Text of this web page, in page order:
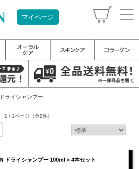
マイページ
ライシャンプー
1 / 1ページ （全2件）
ドライシャンプー 100ml × 4本セット